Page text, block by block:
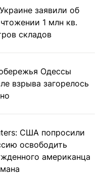
заявили об
1 млн кв.
складов
Одессы
взрыва загорелось
США попросили
освободить
американца